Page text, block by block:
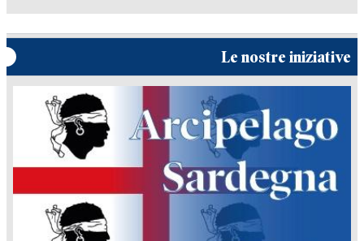
Le nostre iniziative